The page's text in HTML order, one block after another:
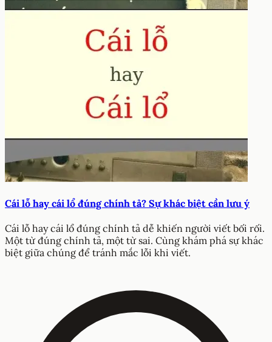
Cái lỗ hay cái lổ đúng chính tả? Sự khác biệt cần lưu ý
Cái lỗ hay cái lổ đúng chính tả dễ khiến người viết bối rối.
Một từ đúng chính tả, một từ sai. Cùng khám phá sự khác
biệt giữa chúng để tránh mắc lỗi khi viết.